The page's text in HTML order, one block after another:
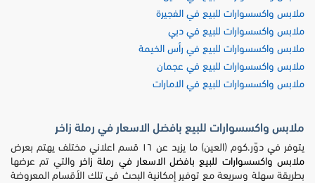
ملابس واكسسوارات للبيع في الفجيرة
ملابس واكسسوارات للبيع في دبي
ملابس واكسسوارات للبيع في رأس الخيمة
ملابس واكسسوارات للبيع في عجمان
ملابس واكسسوارات للبيع في الامارات
ملابس واكسسوارات للبيع بافضل الاسعار في رملة زاخر
يتوفر في دوّر.كوم (العين) ما يزيد عن ١٦ قسم اعلاني مختلف يهتم بعرض
ملابس واكسسوارات للبيع بافضل الاسعار في رملة زاخر والتي تم عرضها
بطريقة سهلة وسريعة مع توفير إمكانية البحث فى تلك الأقسام المعروضة